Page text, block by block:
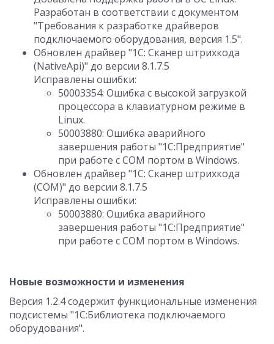
Разработан в соответствии с документом
"Требования к разработке драйверов
подключаемого оборудования, версия 1.5".
Обновлен драйвер "1C: Сканер штрихкода
(NativeApi)" до версии 8.1.7.5
Исправлены ошибки:
50003354: Ошибка с высокой загрузкой
процессора в клавиатурном режиме в
Linux.
50003880: Ошибка аварийного
завершения работы "1С:Предприятие"
при работе с COM портом в Windows.
Обновлен драйвер "1C: Сканер штрихкода
(COM)" до версии 8.1.7.5
Исправлены ошибки:
50003880: Ошибка аварийного
завершения работы "1С:Предприятие"
при работе с COM портом в Windows.
Новые возможности и изменения
Версия 1.2.4 содержит функциональные изменения
подсистемы "1С:Библиотека подключаемого
оборудования".